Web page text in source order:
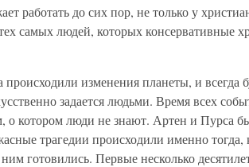
работать до сих пор, не только у
самых людей, которых консервативные
изменения планеты, и всегда
задается людьми. Время всех
о котором люди не знают. Артен и Пурса
трагедии происходили именно тогда,
готовились. Первые несколько